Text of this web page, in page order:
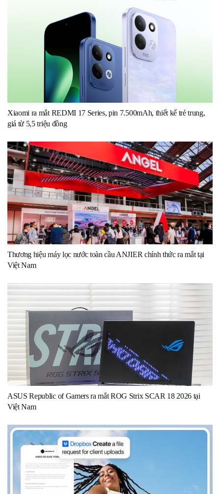
Xiaomi ra mắt REDMI 17 Series, pin 7.500mAh, thiết kế trẻ trung,
giá từ 5,5 triệu đồng
Thương hiệu máy lọc nước toàn cầu ANJIER chính thức ra mắt tại
Việt Nam
ASUS Republic of Gamers ra mắt ROG Strix SCAR 18 2026 tại
Việt Nam